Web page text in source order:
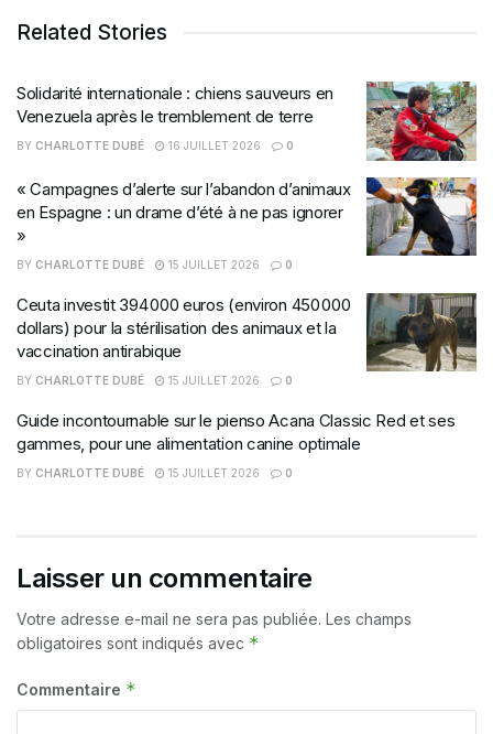
Related Stories
Solidarité internationale : chiens sauveurs en
Venezuela après le tremblement de terre
BY CHARLOTTE DUBÉ 16 JUILLET 2026 0
« Campagnes d’alerte sur l’abandon d’animaux
en Espagne : un drame d’été à ne pas ignorer
»
BY CHARLOTTE DUBÉ 15 JUILLET 2026 0
Ceuta investit 394 000 euros (environ 450 000
dollars) pour la stérilisation des animaux et la
vaccination antirabique
BY CHARLOTTE DUBÉ 15 JUILLET 2026 0
Guide incontournable sur le pienso Acana Classic Red et ses
gammes, pour une alimentation canine optimale
BY CHARLOTTE DUBÉ 15 JUILLET 2026 0
Laisser un commentaire
Votre adresse e-mail ne sera pas publiée. Les champs
obligatoires sont indiqués avec *
Commentaire *